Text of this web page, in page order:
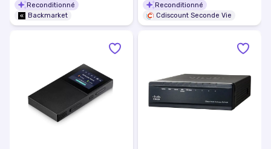
Reconditionné
Backmarket
Reconditionné
Cdiscount Seconde Vie